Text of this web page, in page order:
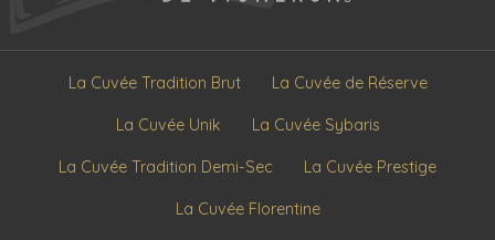
La Cuvée Tradition Brut La Cuvée de Réserve
La Cuvée Unik La Cuvée Sybaris
La Cuvée Tradition Demi-Sec La Cuvée Prestige
La Cuvée Florentine